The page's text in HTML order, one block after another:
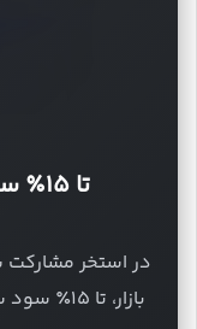
تا ۱۵٪ سود سالانه، بدون معامله
در استخر مشارکت
بازار،